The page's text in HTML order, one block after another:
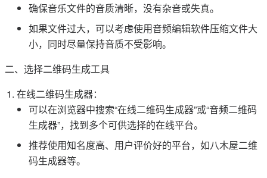
确保音乐文件的音质清晰，没有杂音或失真。
如果文件过大，可以考虑使用音频编辑软件压缩文件大
小，同时尽量保持音质不受影响。
二、选择二维码生成工具
在线二维码生成器：
可以在浏览器中搜索“在线二维码生成器”或“音频二维码
生成器”，找到多个可供选择的在线平台。
推荐使用知名度高、用户评价好的平台，如八木屋二维
码生成器等。